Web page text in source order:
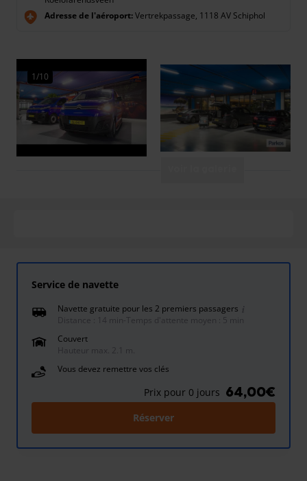
Adresse de l'aéroport:Vertrekpassage, 1118 AV Schiphol
1/10
Service de navette
Navette gratuite pour les 2 premiers passagers
Distance : 14 min
Temps d'attente moyen : 5 min
Couvert
Hauteur max. 2.1 m.
Vous devez remettre vos clés
Prix pour 0 jours 64,00€
Réserver